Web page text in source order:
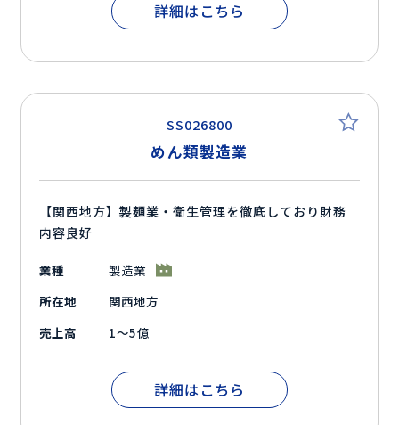
詳細はこちら
SS026800
めん類製造業
【関西地方】製麺業・衛生管理を徹底しており財務
内容良好
業種
製造業
所在地
関西地方
売上高
1～5億
詳細はこちら